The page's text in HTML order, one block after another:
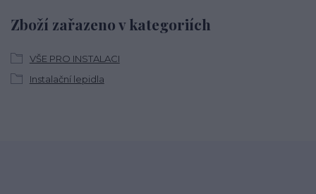
Zboží zařazeno v kategoriích
VŠE PRO INSTALACI
Instalační lepidla